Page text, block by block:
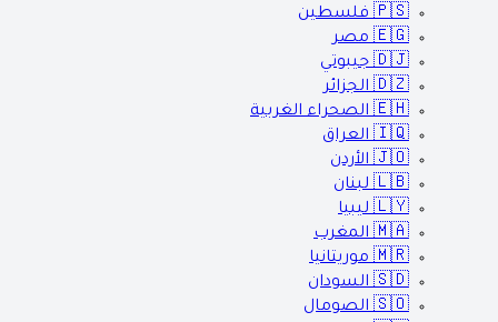
🇵🇸 فلسطين
🇪🇬 مصر
🇩🇯 جيبوتي
🇩🇿 الجزائر
🇪🇭 الصحراء الغربية
🇮🇶 العراق
🇯🇴 الأردن
🇱🇧 لبنان
🇱🇾 ليبيا
🇲🇦 المغرب
🇲🇷 موريتانيا
🇸🇩 السودان
🇸🇴 الصومال